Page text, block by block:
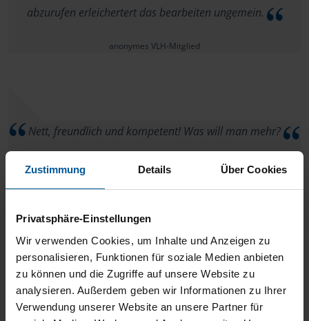
Zustimmung Details Über Cookies
Privatsphäre-Einstellungen
Wir verwenden Cookies, um Inhalte und Anzeigen zu
personalisieren, Funktionen für soziale Medien anbieten
zu können und die Zugriffe auf unsere Website zu
analysieren. Außerdem geben wir Informationen zu Ihrer
Verwendung unserer Website an unsere Partner für
abzurufen erleichertert das bearbeiten ungemein.
anonymes VLH-Mitglied
Nett, freundlich und kompetent! Was will man mehr?
Gunnar S.
Ich bin Betreuerin und mit meinem Mündel zusammen
bei Frau de la Vega. Frau de la Vega ist zuverlässig,
freundlich und zuvorkommend. Wir sind sehr froh, dass sie
uns hilft die jährliche Lohnsteuererklärung durchzuführen.